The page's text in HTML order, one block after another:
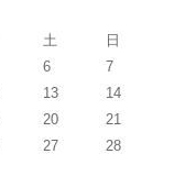
土
日
6
7
13
14
20
21
27
28